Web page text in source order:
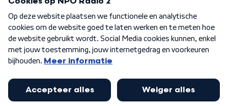
Algemene voorwaarden